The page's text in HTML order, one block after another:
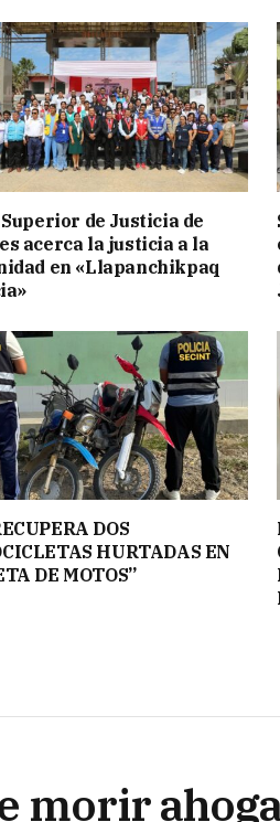
de Justicia de
acerca la justicia a la
en «Llapanchikpaq
DOS
HURTADAS EN
DE MOTOS”
morir